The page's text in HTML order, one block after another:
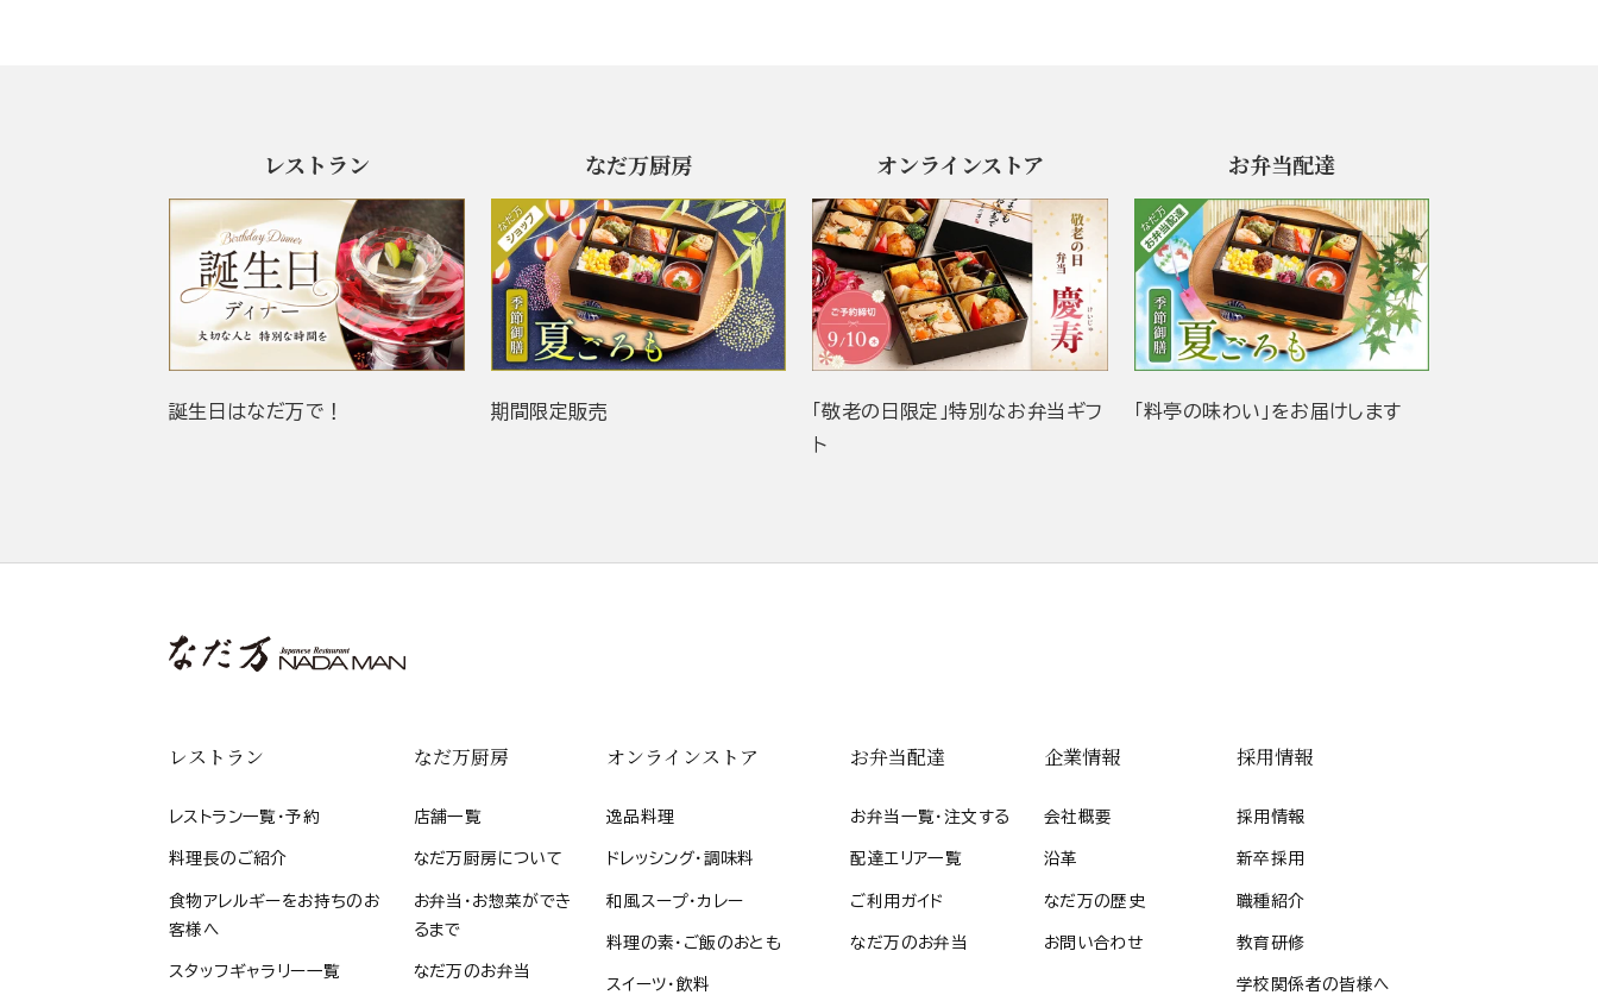
レストラン
誕生日はなだ万で！
なだ万厨房
期間限定販売
オンラインストア
「敬老の日限定」特別なお弁当ギフ
ト
お弁当配達
「料亭の味わい」をお届けします
レストラン
レストラン一覧・予約
料理長のご紹介
食物アレルギーをお持ちのお
客様へ
スタッフギャラリー一覧
なだ万厨房
店舗一覧
なだ万厨房について
お弁当・お惣菜ができ
るまで
なだ万のお弁当
オンラインストア
逸品料理
ドレッシング・調味料
和風スープ・カレー
料理の素・ご飯のおとも
スイーツ・飲料
お弁当配達
お弁当一覧・注文する
配達エリア一覧
ご利用ガイド
なだ万のお弁当
企業情報
会社概要
沿革
なだ万の歴史
お問い合わせ
採用情報
採用情報
新卒採用
職種紹介
教育研修
学校関係者の皆様へ